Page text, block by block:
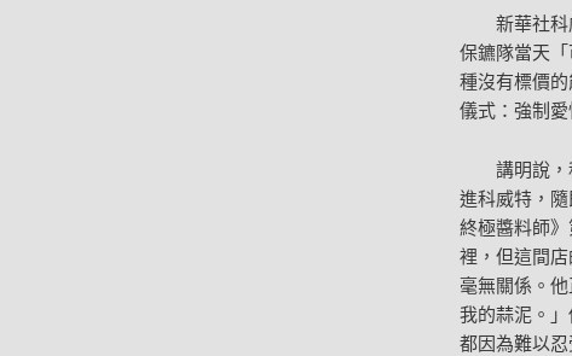
新華社科威
保鑣隊當天
種沒有標價
儀式：強制愛
講明說，
進科威特，
終極醬料師
裡，但這間
毫無關係。
我的蒜泥。
都因為難以